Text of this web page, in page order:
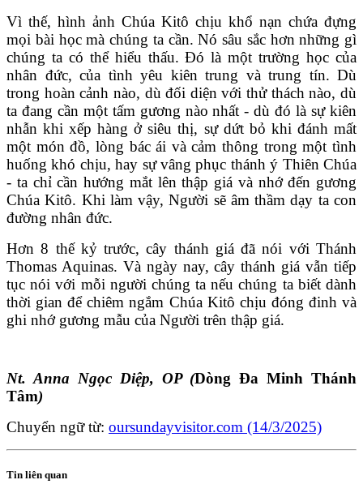
Vì thế, hình ảnh Chúa Kitô chịu khổ nạn chứa đựng
mọi bài học mà chúng ta cần. Nó sâu sắc hơn những gì
chúng ta có thể hiểu thấu. Đó là một trường học của
nhân đức, của tình yêu kiên trung và trung tín. Dù
trong hoàn cảnh nào, dù đối diện với thử thách nào, dù
ta đang cần một tấm gương nào nhất - dù đó là sự kiên
nhẫn khi xếp hàng ở siêu thị, sự dứt bỏ khi đánh mất
một món đồ, lòng bác ái và cảm thông trong một tình
huống khó chịu, hay sự vâng phục thánh ý Thiên Chúa
- ta chỉ cần hướng mắt lên thập giá và nhớ đến gương
Chúa Kitô. Khi làm vậy, Người sẽ âm thầm dạy ta con
đường nhân đức.
Hơn 8 thế kỷ trước, cây thánh giá đã nói với Thánh
Thomas Aquinas. Và ngày nay, cây thánh giá vẫn tiếp
tục nói với mỗi người chúng ta nếu chúng ta biết dành
thời gian để chiêm ngắm Chúa Kitô chịu đóng đinh và
ghi nhớ gương mẫu của Người trên thập giá.
Nt. Anna Ngọc Diệp, OP (Dòng Đa Minh Thánh
Tâm)
Chuyển ngữ từ: oursundayvisitor.com (14/3/2025)
Tin liên quan